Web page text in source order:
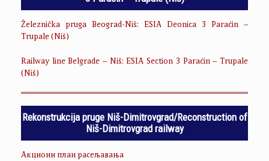
Železnička pruga Beograd-Niš: ESIA Deonica 3 Paraćin –
Trupale (Niš)
Railway line Belgrade – Niš: ESIA Section 3 Paraćin – Trupale
(Niš)
Rekonstrukcija pruge Niš-Dimitrovgrad/Reconstruction of
Niš-Dimitrovgrad railway
Акциони план расељавања